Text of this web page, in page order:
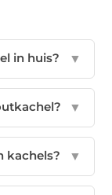
in huis? ▼
▼
kachels? ▼